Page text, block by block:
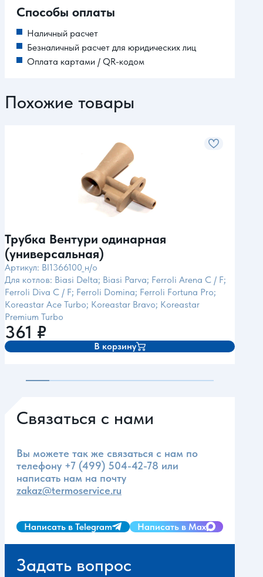
Способы оплаты
Наличный расчет
Безналичный расчет для юридических лиц
Оплата картами / QR-кодом
Похожие товары
Трубка Вентури одинарная
(универсальная)
Артикул: BI1366100_н/о
Для котлов: Biasi Delta; Biasi Parva; Ferroli Arena C / F;
Ferroli Diva C / F; Ferroli Domina; Ferroli Fortuna Pro;
Koreastar Ace Turbo; Koreastar Bravo; Koreastar
Premium Turbo
361 ₽
В корзину
Связаться с нами
Вы можете так же связаться с нам по
телефону +7 (499) 504-42-78 или
написать нам на почту
zakaz@termoservice.ru
Написать в Telegram Написать в Max
Задать вопрос